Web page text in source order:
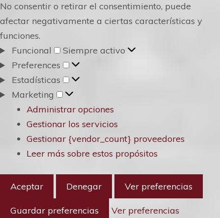
No consentir o retirar el consentimiento, puede
afectar negativamente a ciertas características y
funciones.
Funcional
Funcional
Siempre activo
Preferences
Preferences
Estadísticas
Estadísticas
Marketing
Marketing
Administrar opciones
Gestionar los servicios
Gestionar {vendor_count} proveedores
Leer más sobre estos propósitos
Aceptar Denegar Ver preferencias
Guardar preferencias Ver preferencias